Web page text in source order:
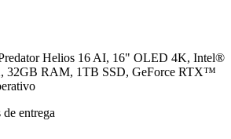
Helios 16 AI, 16" OLED 4K, Intel®
32GB RAM, 1TB SSD, GeForce RTX™
entrega